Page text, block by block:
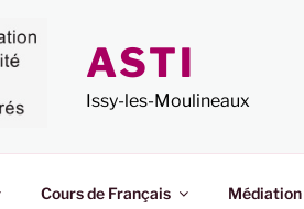
ASTI
Issy-les-Moulineaux
Cours de Français Médiation